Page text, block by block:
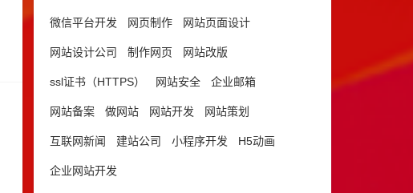
微信平台开发 网页制作 网站页面设计
网站设计公司 制作网页 网站改版
ssl证书（HTTPS） 网站安全 企业邮箱
网站备案 做网站 网站开发 网站策划
互联网新闻 建站公司 小程序开发 H5动画
企业网站开发